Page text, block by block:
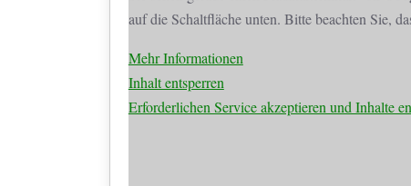
auf die Schaltfläche unten. Bitte beachten Sie,
Mehr Informationen
Inhalt entsperren
Erforderlichen Service akzeptieren und Inhalte